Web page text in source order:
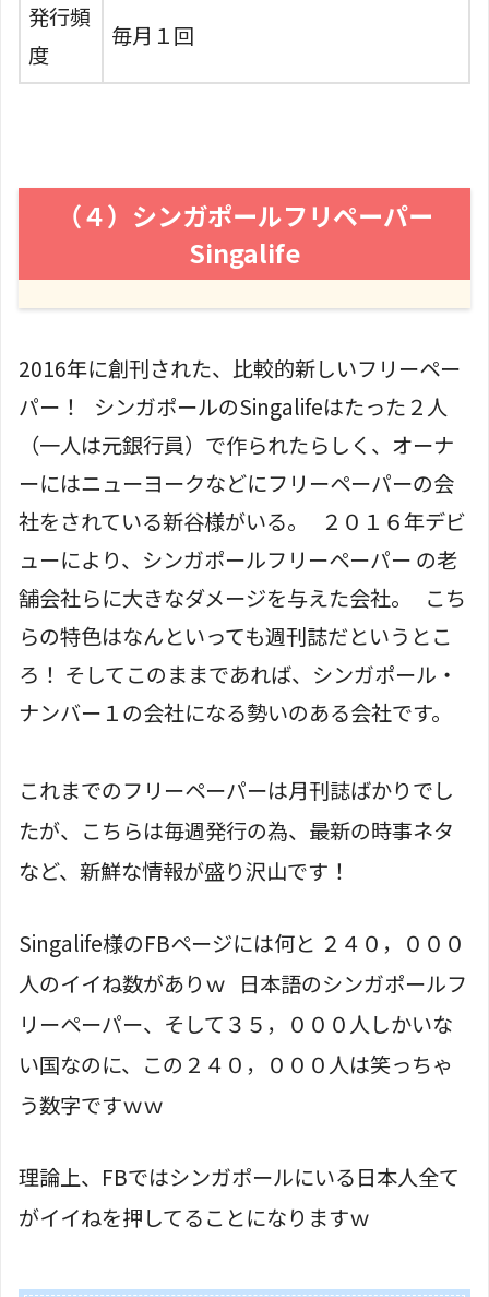
発行頻
度
毎月１回
（４）シンガポールフリペーパー
Singalife
2016年に創刊された、比較的新しいフリーペー
パー！ シンガポールのSingalifeはたった２人
（一人は元銀行員）で作られたらしく、オーナ
ーにはニューヨークなどにフリーペーパーの会
社をされている新谷様がいる。 ２０１６年デビ
ューにより、シンガポールフリーペーパー の老
舗会社らに大きなダメージを与えた会社。 こち
らの特色はなんといっても週刊誌だというとこ
ろ！ そしてこのままであれば、シンガポール・
ナンバー１の会社になる勢いのある会社です。
これまでのフリーペーパーは月刊誌ばかりでし
たが、こちらは毎週発行の為、最新の時事ネタ
など、新鮮な情報が盛り沢山です！
Singalife様のFBページには何と ２４０，０００
人のイイね数がありｗ 日本語のシンガポールフ
リーペーパー、そして３５，０００人しかいな
い国なのに、この２４０，０００人は笑っちゃ
う数字ですｗｗ
理論上、FBではシンガポールにいる日本人全て
がイイねを押してることになりますｗ